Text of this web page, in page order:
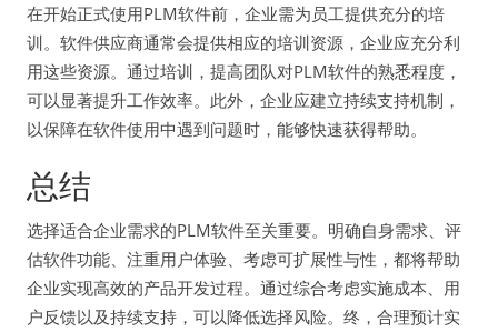
在开始正式使用PLM软件前，企业需为员工提供充分的培
训。软件供应商通常会提供相应的培训资源，企业应充分利
用这些资源。通过培训，提高团队对PLM软件的熟悉程度，
可以显著提升工作效率。此外，企业应建立持续支持机制，
以保障在软件使用中遇到问题时，能够快速获得帮助。
总结
选择适合企业需求的PLM软件至关重要。明确自身需求、评
估软件功能、注重用户体验、考虑可扩展性与性，都将帮助
企业实现高效的产品开发过程。通过综合考虑实施成本、用
户反馈以及持续支持，可以降低选择风险。终，合理预计实